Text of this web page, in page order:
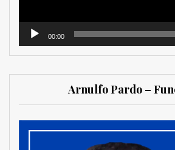
00:00
Arnulfo Pardo –